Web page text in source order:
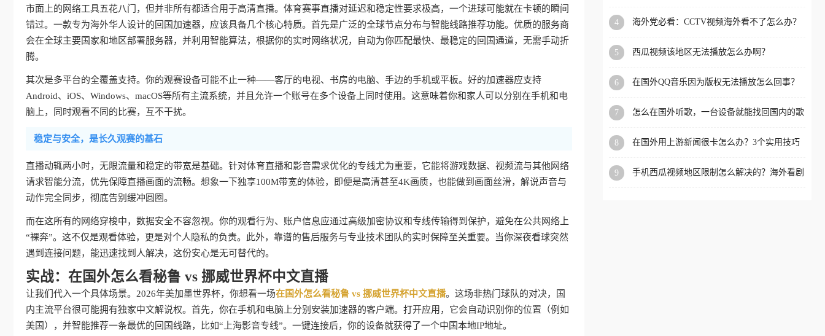
市面上的网络工具五花八门，但并非所有都适合用于高清直播。体育赛事直播对延迟和稳定性要求极高，一个进球可能就在卡顿的瞬间
错过。一款专为海外华人设计的回国加速器，应该具备几个核心特质。首先是广泛的全球节点分布与智能线路推荐功能。优质的服务商
会在全球主要国家和地区部署服务器，并利用智能算法，根据你的实时网络状况，自动为你匹配最快、最稳定的回国通道，无需手动折
腾。
其次是多平台的全覆盖支持。你的观赛设备可能不止一种——客厅的电视、书房的电脑、手边的手机或平板。好的加速器应支持
Android、iOS、Windows、macOS等所有主流系统，并且允许一个账号在多个设备上同时使用。这意味着你和家人可以分别在手机和电
脑上，同时观看不同的比赛，互不干扰。
稳定与安全，是长久观赛的基石
直播动辄两小时，无限流量和稳定的带宽是基础。针对体育直播和影音需求优化的专线尤为重要，它能将游戏数据、视频流与其他网络
请求智能分流，优先保障直播画面的流畅。想象一下独享100M带宽的体验，即便是高清甚至4K画质，也能做到画面丝滑，解说声音与
动作完全同步，彻底告别缓冲圆圈。
而在这所有的网络穿梭中，数据安全不容忽视。你的观看行为、账户信息应通过高级加密协议和专线传输得到保护，避免在公共网络上
“裸奔”。这不仅是观看体验，更是对个人隐私的负责。此外，靠谱的售后服务与专业技术团队的实时保障至关重要。当你深夜看球突然
遇到连接问题，能迅速找到人解决，这份安心是无可替代的。
实战：在国外怎么看秘鲁 vs 挪威世界杯中文直播
让我们代入一个具体场景。2026年美加墨世界杯，你想看一场在国外怎么看秘鲁 vs 挪威世界杯中文直播。这场非热门球队的对决，国
内主流平台很可能拥有独家中文解说权。首先，你在手机和电脑上分别安装加速器的客户端。打开应用，它会自动识别你的位置（例如
美国），并智能推荐一条最优的回国线路，比如“上海影音专线”。一键连接后，你的设备就获得了一个中国本地IP地址。
学、定居等，都可以使用，
扰。
4
海外党必看：CCTV视频海外看不了怎么办？
5 西瓜视频该地区无法播放怎么办啊？
6
在国外QQ音乐因为版权无法播放怎么回事？
7
怎么在国外听歌，一台设备就能找回国内的歌
8
在国外用上游新闻很卡怎么办？3个实用技巧
9
手机西瓜视频地区限制怎么解决的？海外看剧